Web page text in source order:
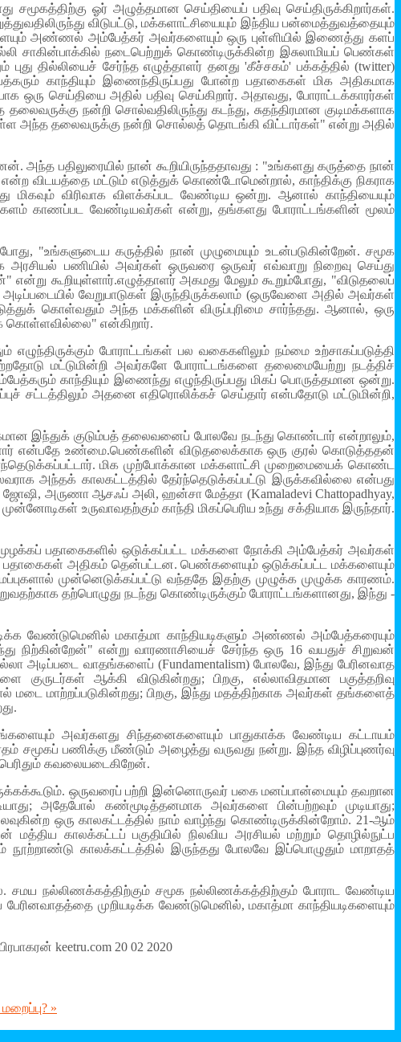
ஓர் அழுத்தமான செய்தியைப் பதிவு செய்திருக்கிறார்கள்.
விடுபட்டு, மக்களாட்சியையும் இந்திய பன்மைத்துவத்தையும்
அண்ணல் அம்பேத்கர் அவர்களையும் ஒரு புள்ளியில் இணைத்து களப்
சாகின்பாக்கில் நடைபெற்றுக் கொண்டிருக்கின்ற இசுலாமியப் பெண்கள்
தில்லியைச் சேர்ந்த எழுத்தாளர் தனது 'கீச்சகம்' பக்கத்தில் (twitter)
காந்தியும் இணைந்திருப்பது போன்ற பதாகைகள் மிக அதிகமாக
ஒரு செய்தியை அதில் பதிவு செய்கிறார். அதாவது, போராட்டக்காரர்கள்
நன்றி சொல்வதிலிருந்து கடந்து, சுதந்திரமான குடிமக்களாக
அந்த தலைவருக்கு நன்றி சொல்லத் தொடங்கி விட்டார்கள்" என்று அதில்
அந்த பதிலுரையில் நான் கூறியிருந்ததாவது : "உங்களது கருத்தை நான்
விடயத்தை மட்டும் எடுத்துக் கொண்டோமென்றால், காந்திக்கு நிகராக
விரிவாக விளக்கப்பட வேண்டிய ஒன்று. ஆனால் காந்தியையும்
களம் காணப்பட வேண்டியவர்கள் என்று, தங்களது போராட்டங்களின் மூலம்
"உங்களுடைய கருத்தில் நான் முழுமையும் உடன்படுகின்றேன். சமூக
அரசியல் பணியில் அவர்கள் ஒருவரை ஒருவர் எவ்வாறு நிறைவு செய்து
கூறியுள்ளார்.எழுத்தாளர் அகமது மேலும் கூறும்போது, "விடுதலைப்
வேறுபாடுகள் இருந்திருக்கலாம் (ஒருவேளை அதில் அவர்கள்
கொள்வதும் அந்த மக்களின் விருப்புரிமை சார்ந்தது. ஆனால், ஒரு
கொள்ளவில்லை" என்கிறார்.
எழுந்திருக்கும் போராட்டங்கள் பல வகைகளிலும் நம்மை உற்சாகப்படுத்தி
மட்டுமின்றி அவர்களே போராட்டங்களை தலைமையேற்று நடத்திச்
காந்தியும் இணைந்து எழுந்திருப்பது மிகப் பொருத்தமான ஒன்று.
சட்டத்திலும் அதனை எதிரொலிக்கச் செய்தார் என்பதோடு மட்டுமின்றி,
இந்துக் குடும்பத் தலைவனைப் போலவே நடந்து கொண்டார் என்றாலும்,
என்பதே உண்மை.பெண்களின் விடுதலைக்காக ஒரு குரல் கொடுத்ததன்
மிக முற்போக்கான மக்களாட்சி முறைமையைக் கொண்ட
அந்தக் காலகட்டத்தில் தேர்ந்தெடுக்கப்பட்டு இருக்கவில்லை என்பது
ஜோஷி, அருணா ஆசஃப் அலி, ஹன்சா மேத்தா (Kamaladevi Chattopadhyay,
உருவாவதற்கும் காந்தி மிகப்பெரிய உந்து சக்தியாக இருந்தார்.
முழக்கப் பதாகைகளில் ஒடுக்கப்பட்ட மக்களை நோக்கி அம்பேத்கர் அவர்கள்
பதாகைகள் அதிகம் தென்பட்டன. பெண்களையும் ஒடுக்கப்பட்ட மக்களையும்
முன்னெடுக்கப்பட்டு வந்ததே இதற்கு முழுக்க முழுக்க காரணம்.
தற்பொழுது நடந்து கொண்டிருக்கும் போராட்டங்களானது, இந்து -
வேண்டுமெனில் மகாத்மா காந்தியடிகளும் அண்ணல் அம்பேத்கரையும்
என்று வாரணாசியைச் சேர்ந்த ஒரு 16 வயதுச் சிறுவன்
அடிப்படை வாதங்களைப் (Fundamentalism) போலவே, இந்து பேரினவாத
ஆக்கி விடுகின்றது; பிறகு, எல்லாவிதமான பகுத்தறிவு
மடை மாற்றப்படுகின்றது; பிறகு, இந்து மதத்திற்காக அவர்கள் தங்களைத்
அவர்களது சிந்தனைகளையும் பாதுகாக்க வேண்டிய கட்டாயம்
பணிக்கு மீண்டும் அழைத்து வருவது நன்று. இந்த விழிப்புணர்வு
கவலையடைகிறேன்.
ஒருவரைப் பற்றி இன்னொருவர் பகை மனப்பான்மையும் தவறான
அதேபோல் கண்மூடித்தனமாக அவர்களை பின்பற்றவும் முடியாது;
ஒரு காலகட்டத்தில் நாம் வாழ்ந்து கொண்டிருக்கின்றோம். 21-ஆம்
மத்திய காலக்கட்டப் பகுதியில் நிலவிய அரசியல் மற்றும் தொழில்நுட்ப
நூற்றாண்டு காலக்கட்டத்தில் இருந்தது போலவே இப்பொழுதும் மாறாதத்
சமய நல்லிணக்கத்திற்கும் சமூக நல்லிணக்கத்திற்கும் போராட வேண்டிய
முறியடிக்க வேண்டுமெனில், மகாத்மா காந்தியடிகளையும்
keetru.com 20 02 2020
»